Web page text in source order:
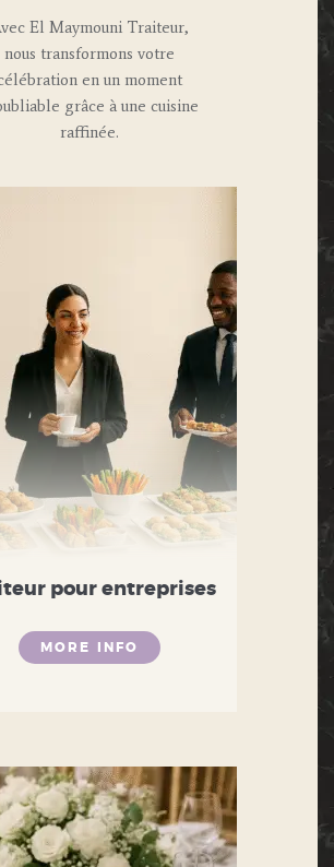
El Maymouni Traiteur,
nous transformons votre
en un moment
grâce à une cuisine
raffinée.
pour entreprises
MORE INFO